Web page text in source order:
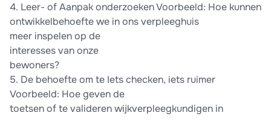
4. Leer- of Aanpak onderzoeken Voorbeeld: Hoe kunnen
ontwikkelbehoefte we in ons verpleeghuis
meer inspelen op de
interesses van onze
bewoners?
5. De behoefte om te Iets checken, iets ruimer
Voorbeeld: Hoe geven de
toetsen of te valideren wijkverpleegkundigen in